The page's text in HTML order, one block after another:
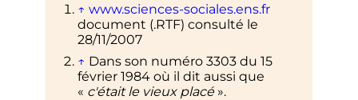
↑ www.sciences-sociales.ens.fr
document (.RTF) consulté le
28/11/2007
↑ Dans son numéro 3303 du 15
février 1984 où il dit aussi que
« c'était le vieux placé ».